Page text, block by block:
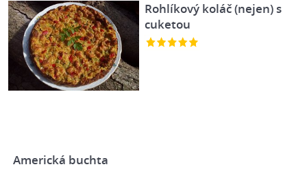
Rohlíkový koláč (nejen) s
cuketou
Americká buchta